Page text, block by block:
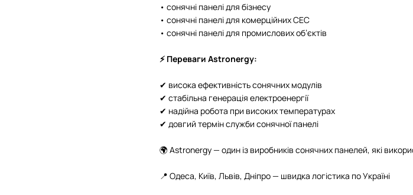
• сонячні панелі для бізнесу
• сонячні панелі для комерційних СЕС
• сонячні панелі для промислових об’єктів
⚡ Переваги Astronergy:
✔ висока ефективність сонячних модулів
✔ стабільна генерація електроенергії
✔ надійна робота при високих температурах
✔ довгий термін служби сонячної панелі
🌍 Astronergy — один із виробників сонячних панелей, які
📍 Одеса, Київ, Львів, Дніпро — швидка логістика по Україні